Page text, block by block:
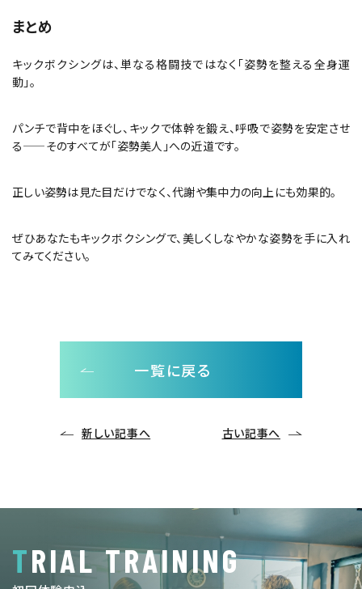
まとめ
キックボクシングは、単なる格闘技ではなく「姿勢を整える全身運
動」。
パンチで背中をほぐし、キックで体幹を鍛え、呼吸で姿勢を安定させ
る——そのすべてが「姿勢美人」への近道です。
正しい姿勢は見た目だけでなく、代謝や集中力の向上にも効果的。
ぜひあなたもキックボクシングで、美しくしなやかな姿勢を手に入れ
てみてください。
一覧に戻る
新しい記事へ 古い記事へ
TRIAL TRAINING